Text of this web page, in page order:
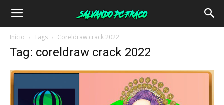
Salvando
Início Tags Coreldraw crack 2022
Tag: coreldraw crack 2022